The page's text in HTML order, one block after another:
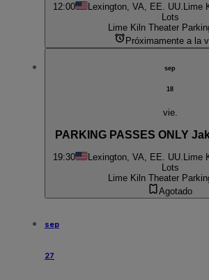
12:00 Lexington, VA, EE. UU. Lime
Lots
Lime Kiln Theater
Próximamente a la
sep
18
vie.
PARKING PASSES ONLY
19:30 Lexington, VA, EE. UU. Lime
Lots
Lime Kiln Theater
Agotado
sep
27